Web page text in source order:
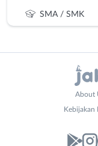
SMA / SMK
About
Kebijakan